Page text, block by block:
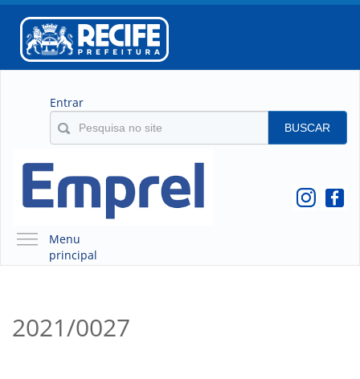
Entrar
BUSCAR
Menu
principal
O QUE É A EMPREL
2021/0027